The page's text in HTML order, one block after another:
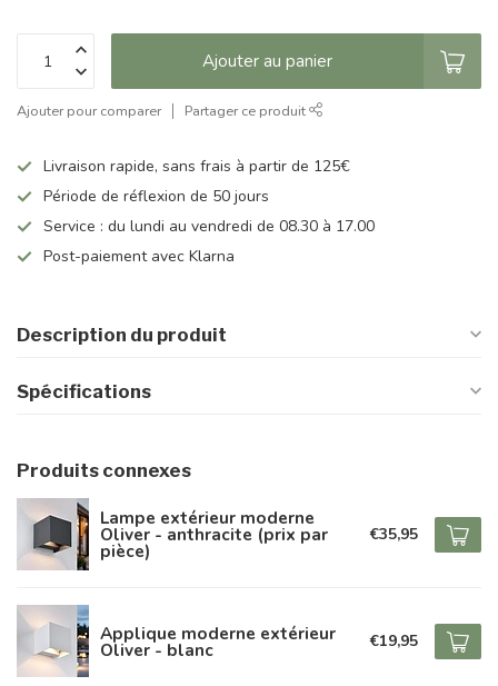
Ajouter au panier
Ajouter pour comparer Partager ce produit
Livraison rapide, sans frais à partir de 125€
Période de réflexion de 50 jours
Service : du lundi au vendredi de 08.30 à 17.00
Post-paiement avec Klarna
Description du produit
Spécifications
Produits connexes
Lampe extérieur moderne
Oliver - anthracite (prix par
pièce)
€35,95
Applique moderne extérieur
Oliver - blanc €19,95